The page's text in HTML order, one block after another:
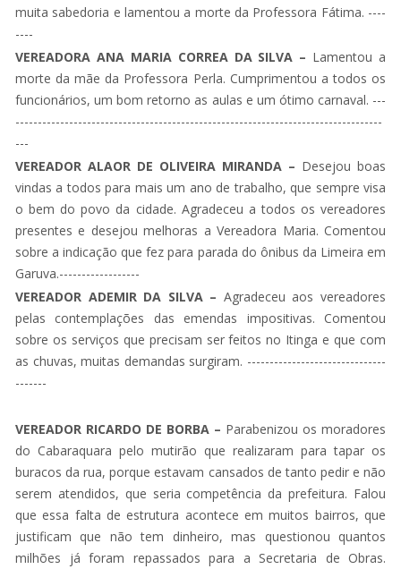
muita sabedoria e lamentou a morte da Professora Fátima. ----
----
VEREADORA ANA MARIA CORREA DA SILVA – Lamentou a
morte da mãe da Professora Perla. Cumprimentou a todos os
funcionários, um bom retorno as aulas e um ótimo carnaval. ---
----------------------------------------------------------------------------------
---
VEREADOR ALAOR DE OLIVEIRA MIRANDA – Desejou boas
vindas a todos para mais um ano de trabalho, que sempre visa
o bem do povo da cidade. Agradeceu a todos os vereadores
presentes e desejou melhoras a Vereadora Maria. Comentou
sobre a indicação que fez para parada do ônibus da Limeira em
Garuva.------------------
VEREADOR ADEMIR DA SILVA – Agradeceu aos vereadores
pelas contemplações das emendas impositivas. Comentou
sobre os serviços que precisam ser feitos no Itinga e que com
as chuvas, muitas demandas surgiram. -------------------------------
-------
VEREADOR RICARDO DE BORBA – Parabenizou os moradores
do Cabaraquara pelo mutirão que realizaram para tapar os
buracos da rua, porque estavam cansados de tanto pedir e não
serem atendidos, que seria competência da prefeitura. Falou
que essa falta de estrutura acontece em muitos bairros, que
justificam que não tem dinheiro, mas questionou quantos
milhões já foram repassados para a Secretaria de Obras.